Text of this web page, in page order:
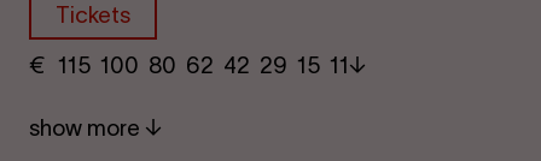
Tickets
€ ​ 115 100 80​ 62 42 29​ 15 11
show more